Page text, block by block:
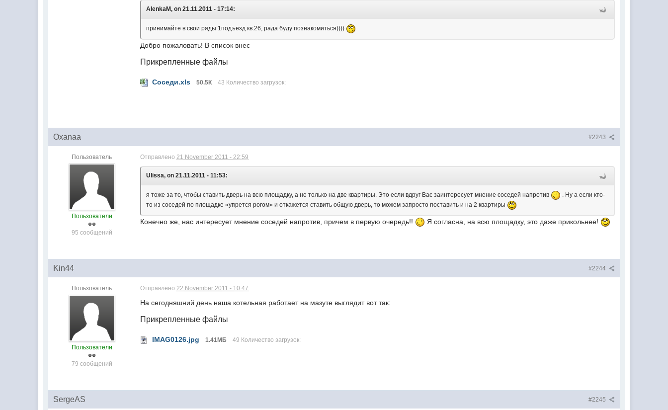
AlenkaM, on 21.11.2011 - 17:14:
принимайте в свои ряды 1подъезд кв.26, рада буду познакомиться))))
Добро пожаловать! В список внес
Прикрепленные файлы
Соседи.xls 50.5К 43 Количество загрузок:
#2243
Oxanaa
Пользователь
Пользователи
95 сообщений
Отправлено21 November 2011 - 22:59
Ulissa, on 21.11.2011 - 11:53:
я тоже за то, чтобы ставить дверь на всю площадку, а не только на две квартиры. Это если вдруг Вас заинтересует мнение соседей напротив
. Ну а если кто-
то из соседей по площадке «упрется рогом» и откажется ставить общую дверь, то можем запросто поставить и на 2 квартиры
Конечно же, нас интересует мнение соседей напротив, причем в первую очередь!! Я согласна, на всю площадку, это даже прикольнее!
#2244
Kin44
Пользователь
Пользователи
79 сообщений
Отправлено22 November 2011 - 10:47
На сегодняшний день наша котельная работает на мазуте выглядит вот так:
Прикрепленные файлы
IMAG0126.jpg 1.41МБ 49 Количество загрузок:
#2245
SergeAS